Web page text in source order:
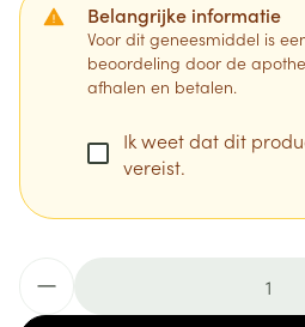
Belangrijke informatie
Voor dit geneesmiddel is
beoordeling door de
afhalen en betalen.
Ik weet dat dit
vereist.